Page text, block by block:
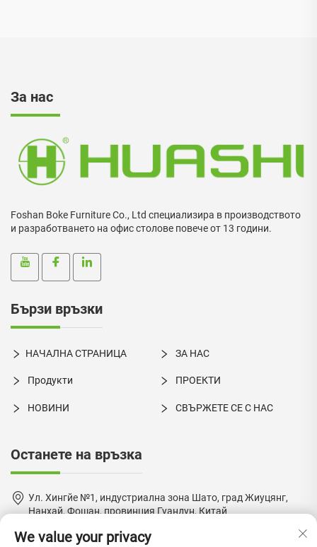
За нас
Foshan Boke Furniture Co., Ltd специализира в производството
и разработването на офис столове повече от 13 години.
Бързи връзки
НАЧАЛНА СТРАНИЦА ЗА НАС
Продукти ПРОЕКТИ
НОВИНИ СВЪРЖЕТЕ СЕ С НАС
Останете на връзка
Ул. Хингйе №1, индустриална зона Шато, град Жиуцянг,
Нанхай, Фошан, провинция Гуандун, Китай
+86-18924550960
We value your privacy